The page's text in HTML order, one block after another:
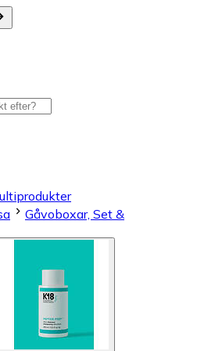
Gåvoboxar, Set &